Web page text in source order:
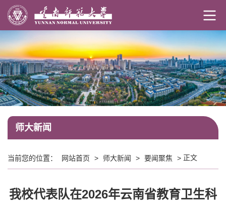
师大新闻
当前您的位置： 网站首页 > 师大新闻 > 要闻聚焦 > 正文
我校代表队在2026年云南省教育卫生科